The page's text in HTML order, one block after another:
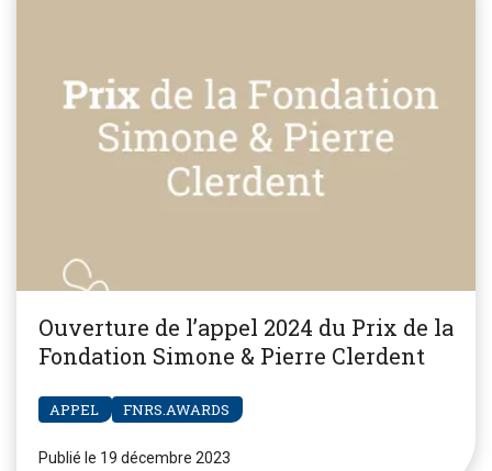
Ouverture de l’appel 2024 du Prix de la
Fondation Simone & Pierre Clerdent
APPEL FNRS.AWARDS
Publié le 19 décembre 2023